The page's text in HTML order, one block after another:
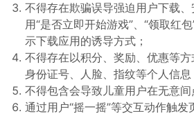
不得存在欺骗误导强迫用户下载
用“是否立即开始游戏”、“领取红
示下载应用的诱导方式；
不得存在以积分、奖励、优惠等
身份证号、人脸、指纹等个人信息
不得包含会导致儿童用户在无意间
通过用户“摇一摇”等交互动作触